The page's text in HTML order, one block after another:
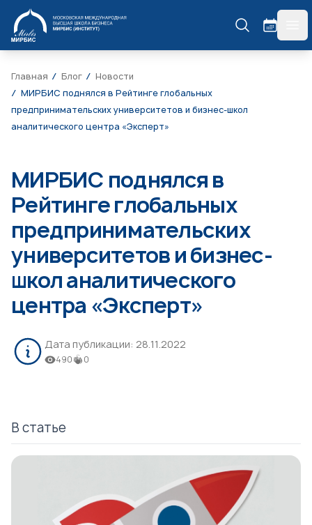
МИРБИС
Главная Блог
Новости
МИРБИС поднялся в Рейтинге глобальных
предпринимательских университетов и бизнес-школ
аналитического центра «Эксперт»
МИРБИС поднялся в
Рейтинге глобальных
предпринимательских
университетов и бизнес-
школ аналитического
центра «Эксперт»
Дата публикации: 28.11.2022
490 0
В статье